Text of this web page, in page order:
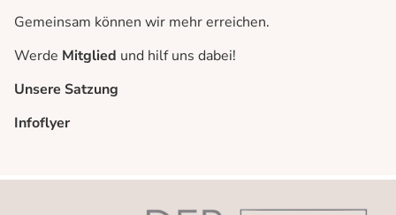
Gemeinsam können wir mehr erreichen.
Werde Mitglied und hilf uns dabei!
Unsere Satzung
Infoflyer